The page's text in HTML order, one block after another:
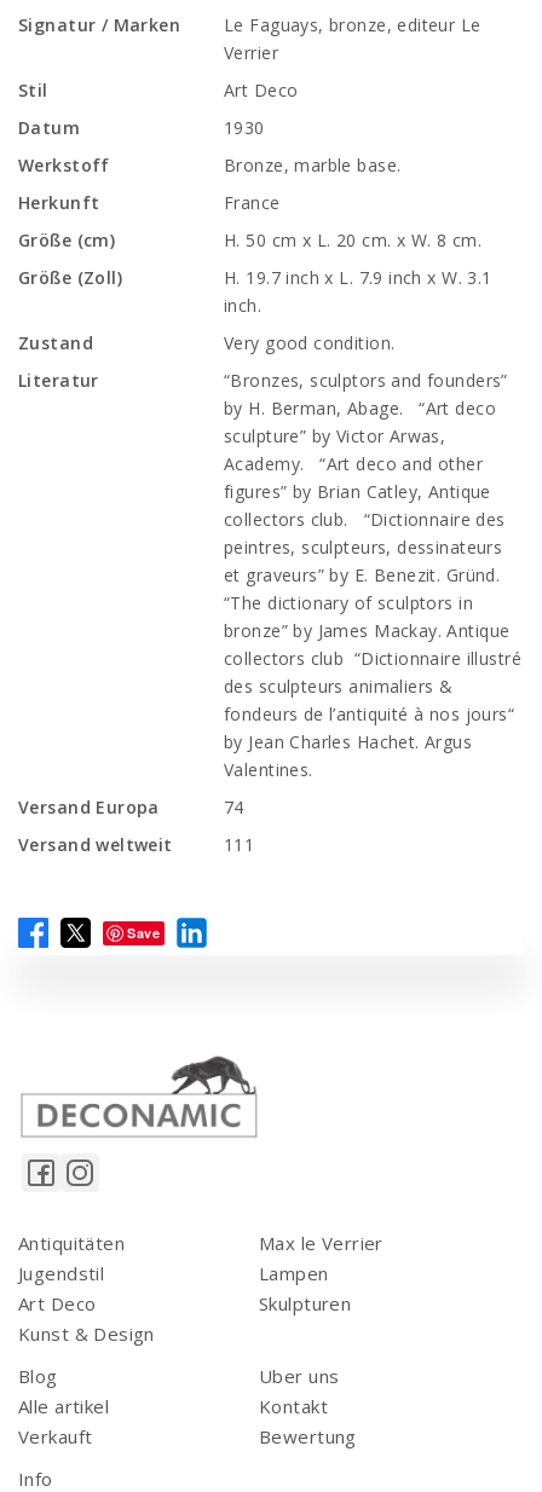
Signatur / Marken
Le Faguays, bronze, editeur Le
Verrier
Stil
Art Deco
Datum
1930
Werkstoff
Bronze, marble base.
Herkunft
France
Größe (cm)
H. 50 cm x L. 20 cm. x W. 8 cm.
Größe (Zoll)
H. 19.7 inch x L. 7.9 inch x W. 3.1
inch.
Zustand
Very good condition.
Literatur
“Bronzes, sculptors and founders”
by H. Berman, Abage. “Art deco
sculpture” by Victor Arwas,
Academy. “Art deco and other
figures” by Brian Catley, Antique
collectors club. “Dictionnaire des
peintres, sculpteurs, dessinateurs
et graveurs” by E. Benezit. Gründ.
“The dictionary of sculptors in
bronze” by James Mackay. Antique
collectors club “Dictionnaire illustré
des sculpteurs animaliers &
fondeurs de l’antiquité à nos jours“
by Jean Charles Hachet. Argus
Valentines.
Versand Europa
74
Versand weltweit
111
Save
Antiquitäten
Jugendstil
Art Deco
Kunst & Design
Max le Verrier
Lampen
Skulpturen
Blog
Alle artikel
Verkauft
Uber uns
Kontakt
Bewertung
Info